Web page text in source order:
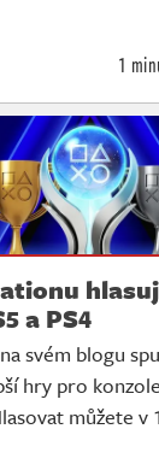
1
a PS4
svém blogu
hry pro
můžete